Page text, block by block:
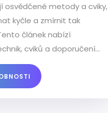
osvědčené metody a cviky,
kyčle a zmírnit tak
článek nabízí
cviků a doporučení
postavení kyčlí.
svůj fyzický stav
kroků, které můžete